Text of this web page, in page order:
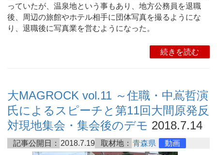
っていたが、温泉地という事もあり、地方公務員を退職
後、周辺の旅館やホテル相手に団体写真を撮るようにな
り、退職後に写真業を営むようになった。
続きを読む
大MAGROCK vol.11 ～住職・中嶌哲演
氏によるスピーチと第11回大間原発反
対現地集会・集会後のデモ 2018.7.14
記事公開日： 2018.7.19 取材地： 青森県 動画